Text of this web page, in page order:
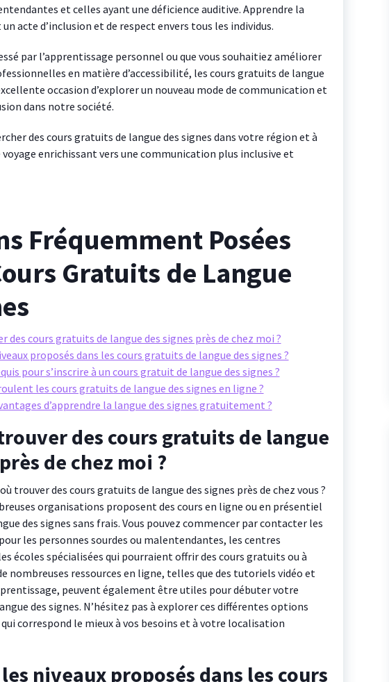
et celles ayant une déficience auditive. Apprendre la
acte d’inclusion et de respect envers tous les individus.
par l’apprentissage personnel ou que vous souhaitiez améliorer
en matière d’accessibilité, les cours gratuits de langue
occasion d’explorer un nouveau mode de communication et
dans notre société.
des cours gratuits de langue des signes dans votre région et à
voyage enrichissant vers une communication plus inclusive et
Fréquemment Posées
Gratuits de Langue
des cours gratuits de langue des signes près de chez moi ?
proposés dans les cours gratuits de langue des signes ?
pour s’inscrire à un cours gratuit de langue des signes ?
les cours gratuits de langue des signes en ligne ?
d’apprendre la langue des signes gratuitement ?
des cours gratuits de langue
de chez moi ?
trouver des cours gratuits de langue des signes près de chez vous ?
organisations proposent des cours en ligne ou en présentiel
des signes sans frais. Vous pouvez commencer par contacter les
les personnes sourdes ou malentendantes, les centres
écoles spécialisées qui pourraient offrir des cours gratuits ou à
nombreuses ressources en ligne, telles que des tutoriels vidéo et
peuvent également être utiles pour débuter votre
des signes. N’hésitez pas à explorer ces différentes options
correspond le mieux à vos besoins et à votre localisation
niveaux proposés dans les cours